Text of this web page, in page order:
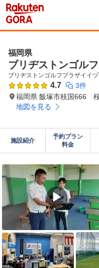
福岡県
ブリヂストンゴル
ブリヂストンゴルフプラザイイヅ
4.7
3件
福岡県 飯塚市枝国666
地図を見る
施設紹介
予約プラン
料金
▶